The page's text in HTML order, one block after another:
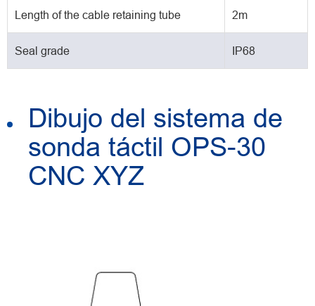
Length of the cable retaining tube 2m
Seal grade IP68
Dibujo del sistema de
sonda táctil OPS-30
CNC XYZ